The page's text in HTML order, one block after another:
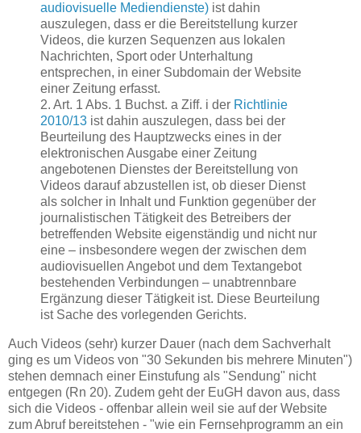
audiovisuelle Mediendienste) ist dahin
auszulegen, dass er die Bereitstellung kurzer
Videos, die kurzen Sequenzen aus lokalen
Nachrichten, Sport oder Unterhaltung
entsprechen, in einer Subdomain der Website
einer Zeitung erfasst.
2. Art. 1 Abs. 1 Buchst. a Ziff. i der Richtlinie
2010/13 ist dahin auszulegen, dass bei der
Beurteilung des Hauptzwecks eines in der
elektronischen Ausgabe einer Zeitung
angebotenen Dienstes der Bereitstellung von
Videos darauf abzustellen ist, ob dieser Dienst
als solcher in Inhalt und Funktion gegenüber der
journalistischen Tätigkeit des Betreibers der
betreffenden Website eigenständig und nicht nur
eine – insbesondere wegen der zwischen dem
audiovisuellen Angebot und dem Textangebot
bestehenden Verbindungen – unabtrennbare
Ergänzung dieser Tätigkeit ist. Diese Beurteilung
ist Sache des vorlegenden Gerichts.
Auch Videos (sehr) kurzer Dauer (nach dem Sachverhalt
ging es um Videos von "30 Sekunden bis mehrere Minuten")
stehen demnach einer Einstufung als "Sendung" nicht
entgegen (Rn 20). Zudem geht der EuGH davon aus, dass
sich die Videos - offenbar allein weil sie auf der Website
zum Abruf bereitstehen - "wie ein Fernsehprogramm an ein